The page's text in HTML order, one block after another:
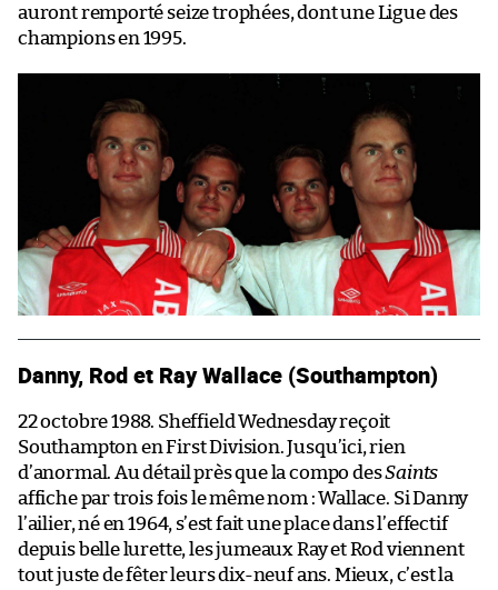
auront remporté seize trophées, dont une Ligue des
champions en 1995.
Danny, Rod et Ray Wallace (Southampton)
22 octobre 1988. Sheffield Wednesday reçoit
Southampton en First Division. Jusqu’ici, rien
d’anormal. Au détail près que la compo desSaints
affiche par trois fois le même nom : Wallace. Si Danny
l’ailier, né en 1964, s’est fait une place dans l’effectif
depuis belle lurette, les jumeaux Ray et Rod viennent
tout juste de fêter leurs dix-neuf ans. Mieux, c’est la